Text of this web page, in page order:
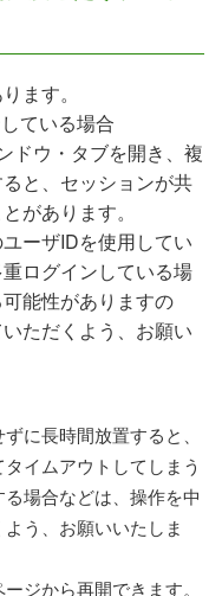
ます。
ている場合
ドウ・タブを開き、複
と、セッションが共
があります。
ーザIDを使用してい
ログインしている場
能性がありますの
ただくよう、お願い
に長時間放置すると、
イムアウトしてしまう
場合などは、操作を中
う、お願いいたしま
ジから再開できます。